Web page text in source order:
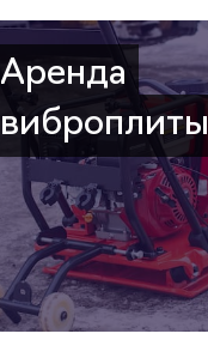
Аренда
виброплиты